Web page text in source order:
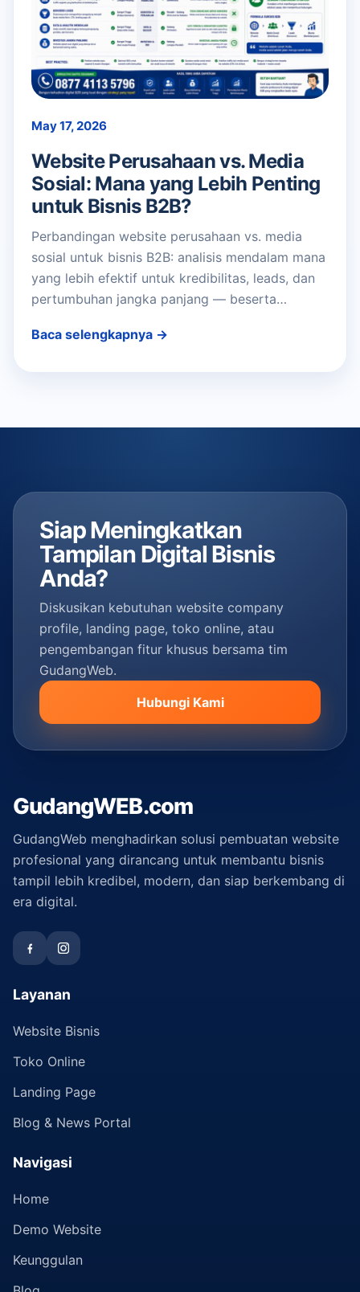
May 17, 2026
Website Perusahaan vs. Media
Sosial: Mana yang Lebih Penting
untuk Bisnis B2B?
Perbandingan website perusahaan vs. media
sosial untuk bisnis B2B: analisis mendalam mana
yang lebih efektif untuk kredibilitas, leads, dan
pertumbuhan jangka panjang — beserta…
Baca selengkapnya →
Siap Meningkatkan
Tampilan Digital Bisnis
Anda?
Diskusikan kebutuhan website company
profile, landing page, toko online, atau
pengembangan fitur khusus bersama tim
GudangWeb.
Hubungi Kami
GudangWEB.com
GudangWeb menghadirkan solusi pembuatan website
profesional yang dirancang untuk membantu bisnis
tampil lebih kredibel, modern, dan siap berkembang di
era digital.
Layanan
Website Bisnis
Toko Online
Landing Page
Blog & News Portal
Navigasi
Home
Demo Website
Keunggulan